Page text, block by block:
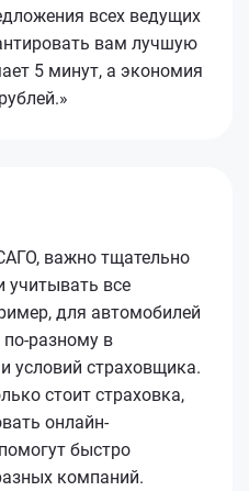
всех ведущих
вам лучшую
5 минут, а экономия
важно тщательно
учитывать все
для автомобилей
разному в
условий страховщика.
стоит страховка,
онлайн-
быстро
компаний.